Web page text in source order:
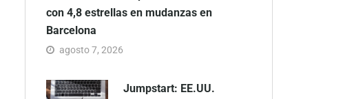
con 4,8 estrellas en mudanzas en
Barcelona
agosto 7, 2026
Jumpstart: EE.UU.